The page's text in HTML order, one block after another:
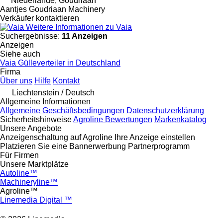
Aantjes Goudriaan Machinery
Verkäufer kontaktieren
Weitere Informationen zu Vaia
Suchergebnisse: 11 Anzeigen
Anzeigen
Siehe auch
Vaia Gülleverteiler in Deutschland
Firma
Über uns Hilfe Kontakt
Liechtenstein / Deutsch
Allgemeine Informationen
Allgemeine Geschäftsbedingungen Datenschutzerklärung
SicherheitshinweiseAgroline Bewertungen Markenkatalog
Unsere Angebote
Anzeigenschaltung auf Agroline Ihre Anzeige einstellen
Platzieren Sie eine Bannerwerbung Partnerprogramm
Für Firmen
Unsere Marktplätze
Autoline™
Machineryline™
Agroline™
Linemedia Digital ™